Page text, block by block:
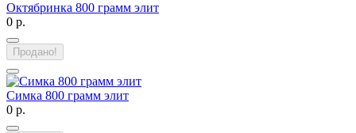
Октябринка 800 грамм элит
0 р.
Продано!
Симка 800 грамм элит
0 р.